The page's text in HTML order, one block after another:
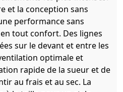
et la conception sans
performance sans
tout confort. Des lignes
sur le devant et entre les
optimale et
rapide de la sueur et de
au frais et au sec. La